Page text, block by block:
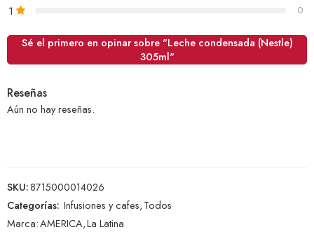
1 0
Sé el primero en opinar sobre "Leche condensada (Nestle)
305ml"
Reseñas
Aún no hay reseñas.
SKU:8715000014026
Categorías: Infusiones y cafes,Todos
Marca:AMERICA,La Latina